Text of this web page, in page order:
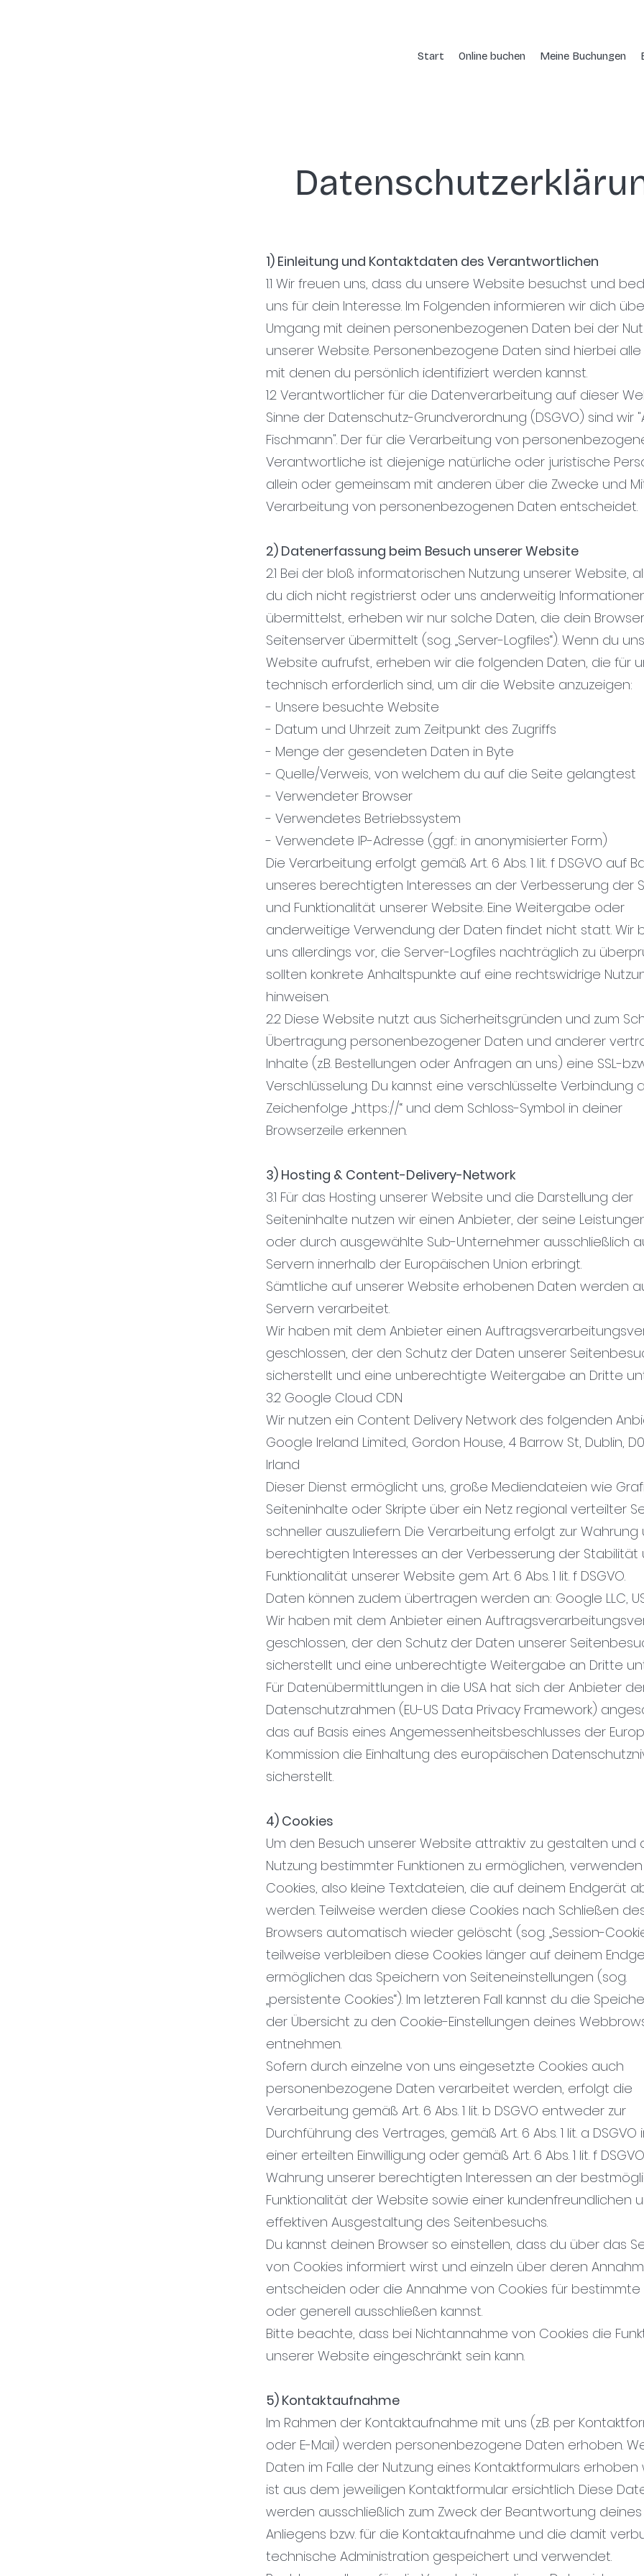
Start Online buchen Meine Buchungen
1) Einleitung und Kontaktdaten des Verantwortlichen
1.1 Wir freuen uns, dass du unsere Website besuchst und
uns für dein Interesse. Im Folgenden informieren wir dich
Umgang mit deinen personenbezogenen Daten bei der
unserer Website. Personenbezogene Daten sind hierbei alle
mit denen du persönlich identifiziert werden kannst.
1.2 Verantwortlicher für die Datenverarbeitung auf dieser
Sinne der Datenschutz-Grundverordnung (DSGVO) sind wir
Fischmann". Der für die Verarbeitung von
Verantwortliche ist diejenige natürliche oder juristische
allein oder gemeinsam mit anderen über die Zwecke und
Verarbeitung von personenbezogenen Daten entscheidet.
2) Datenerfassung beim Besuch unserer Website
2.1 Bei der bloß informatorischen Nutzung unserer Website,
du dich nicht registrierst oder uns anderweitig
übermittelst, erheben wir nur solche Daten, die dein
Seitenserver übermittelt (sog. „Server-Logfiles“). Wenn du
Website aufrufst, erheben wir die folgenden Daten, die für
technisch erforderlich sind, um dir die Website anzuzeigen:
- Unsere besuchte Website
- Datum und Uhrzeit zum Zeitpunkt des Zugriffs
- Menge der gesendeten Daten in Byte
- Quelle/Verweis, von welchem du auf die Seite gelangtest
- Verwendeter Browser
- Verwendetes Betriebssystem
- Verwendete IP-Adresse (ggf.: in anonymisierter Form)
Die Verarbeitung erfolgt gemäß Art. 6 Abs. 1 lit. f DSGVO auf
unseres berechtigten Interesses an der Verbesserung der
und Funktionalität unserer Website. Eine Weitergabe oder
anderweitige Verwendung der Daten findet nicht statt. Wir
uns allerdings vor, die Server-Logfiles nachträglich zu
sollten konkrete Anhaltspunkte auf eine rechtswidrige
hinweisen.
2.2 Diese Website nutzt aus Sicherheitsgründen und zum
Übertragung personenbezogener Daten und anderer
Inhalte (z.B. Bestellungen oder Anfragen an uns) eine SSL-
Verschlüsselung. Du kannst eine verschlüsselte Verbindung
Zeichenfolge „https://“ und dem Schloss-Symbol in deiner
Browserzeile erkennen.
3) Hosting & Content-Delivery-Network
3.1 Für das Hosting unserer Website und die Darstellung der
Seiteninhalte nutzen wir einen Anbieter, der seine
oder durch ausgewählte Sub-Unternehmer ausschließlich
Servern innerhalb der Europäischen Union erbringt.
Sämtliche auf unserer Website erhobenen Daten werden
Servern verarbeitet.
Wir haben mit dem Anbieter einen
geschlossen, der den Schutz der Daten unserer
sicherstellt und eine unberechtigte Weitergabe an Dritte
3.2 Google Cloud CDN
Wir nutzen ein Content Delivery Network des folgenden
Google Ireland Limited, Gordon House, 4 Barrow St, Dublin,
Irland
Dieser Dienst ermöglicht uns, große Mediendateien wie
Seiteninhalte oder Skripte über ein Netz regional verteilter
schneller auszuliefern. Die Verarbeitung erfolgt zur Wahrung
berechtigten Interesses an der Verbesserung der Stabilität
Funktionalität unserer Website gem. Art. 6 Abs. 1 lit. f DSGVO.
Daten können zudem übertragen werden an: Google LLC,
Wir haben mit dem Anbieter einen
geschlossen, der den Schutz der Daten unserer
sicherstellt und eine unberechtigte Weitergabe an Dritte
Für Datenübermittlungen in die USA hat sich der Anbieter
Datenschutzrahmen (EU-US Data Privacy Framework)
das auf Basis eines Angemessenheitsbeschlusses der
Kommission die Einhaltung des europäischen
sicherstellt.
4) Cookies
Um den Besuch unserer Website attraktiv zu gestalten und
Nutzung bestimmter Funktionen zu ermöglichen,
Cookies, also kleine Textdateien, die auf deinem Endgerät
werden. Teilweise werden diese Cookies nach Schließen
Browsers automatisch wieder gelöscht (sog. „Session-
teilweise verbleiben diese Cookies länger auf deinem
ermöglichen das Speichern von Seiteneinstellungen (sog.
„persistente Cookies“). Im letzteren Fall kannst du die
der Übersicht zu den Cookie-Einstellungen deines
entnehmen.
Sofern durch einzelne von uns eingesetzte Cookies auch
personenbezogene Daten verarbeitet werden, erfolgt die
Verarbeitung gemäß Art. 6 Abs. 1 lit. b DSGVO entweder zur
Durchführung des Vertrages, gemäß Art. 6 Abs. 1 lit. a DSGVO
einer erteilten Einwilligung oder gemäß Art. 6 Abs. 1 lit. f
Wahrung unserer berechtigten Interessen an der
Funktionalität der Website sowie einer kundenfreundlichen
effektiven Ausgestaltung des Seitenbesuchs.
Du kannst deinen Browser so einstellen, dass du über das
von Cookies informiert wirst und einzeln über deren
entscheiden oder die Annahme von Cookies für bestimmte
oder generell ausschließen kannst.
Bitte beachte, dass bei Nichtannahme von Cookies die
unserer Website eingeschränkt sein kann.
5) Kontaktaufnahme
Im Rahmen der Kontaktaufnahme mit uns (z.B. per
oder E-Mail) werden personenbezogene Daten erhoben.
Daten im Falle der Nutzung eines Kontaktformulars erhoben
ist aus dem jeweiligen Kontaktformular ersichtlich. Diese
werden ausschließlich zum Zweck der Beantwortung deines
Anliegens bzw. für die Kontaktaufnahme und die damit
technische Administration gespeichert und verwendet.